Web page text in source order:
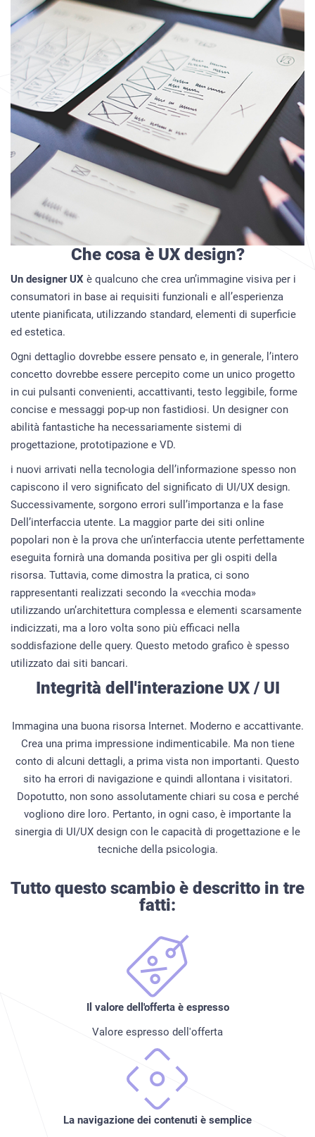
Che cosa è UX design?
Un designer UX è qualcuno che crea un’immagine visiva per i
consumatori in base ai requisiti funzionali e all’esperienza
utente pianificata, utilizzando standard, elementi di superficie
ed estetica.
Ogni dettaglio dovrebbe essere pensato e, in generale, l’intero
concetto dovrebbe essere percepito come un unico progetto
in cui pulsanti convenienti, accattivanti, testo leggibile, forme
concise e messaggi pop-up non fastidiosi. Un designer con
abilità fantastiche ha necessariamente sistemi di
progettazione, prototipazione e VD.
i nuovi arrivati nella tecnologia dell’informazione spesso non
capiscono il vero significato del significato di UI/UX design.
Successivamente, sorgono errori sull’importanza e la fase
Dell’interfaccia utente. La maggior parte dei siti online
popolari non è la prova che un’interfaccia utente perfettamente
eseguita fornirà una domanda positiva per gli ospiti della
risorsa. Tuttavia, come dimostra la pratica, ci sono
rappresentanti realizzati secondo la «vecchia moda»
utilizzando un’architettura complessa e elementi scarsamente
indicizzati, ma a loro volta sono più efficaci nella
soddisfazione delle query. Questo metodo grafico è spesso
utilizzato dai siti bancari.
Integrità dell'interazione UX / UI
Immagina una buona risorsa Internet. Moderno e accattivante.
Crea una prima impressione indimenticabile. Ma non tiene
conto di alcuni dettagli, a prima vista non importanti. Questo
sito ha errori di navigazione e quindi allontana i visitatori.
Dopotutto, non sono assolutamente chiari su cosa e perché
vogliono dire loro. Pertanto, in ogni caso, è importante la
sinergia di UI/UX design con le capacità di progettazione e le
tecniche della psicologia.
Tutto questo scambio è descritto in tre
fatti:
Il valore dell'offerta è espresso
Valore espresso dell'offerta
La navigazione dei contenuti è semplice
HOME
SERVIZI
RIGUARDO A NOI
PORTFOLIO
BRIEFS
CONTATTI